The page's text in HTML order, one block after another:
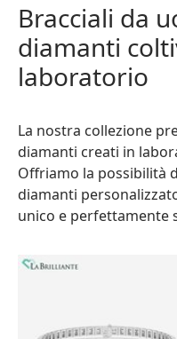
Bracciali da
diamanti
laboratorio
La nostra collezione
diamanti creati in
Offriamo la possibilità
diamanti
unico e perfettamente